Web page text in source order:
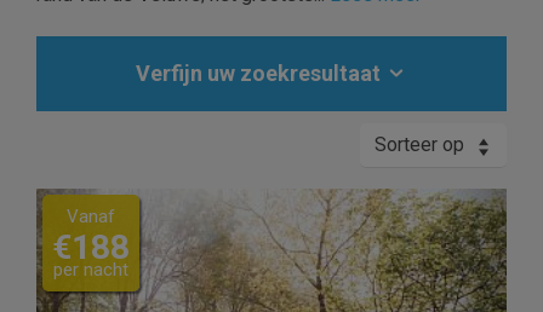
Verfijn uw zoekresultaat
Sorteer op
Previous Next
Vanaf
€188
per nacht